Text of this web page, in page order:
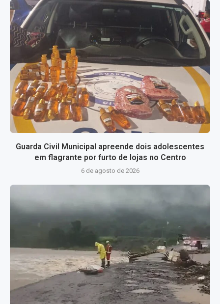
Guarda Civil Municipal apreende dois adolescentes
em flagrante por furto de lojas no Centro
6 de agosto de 2026